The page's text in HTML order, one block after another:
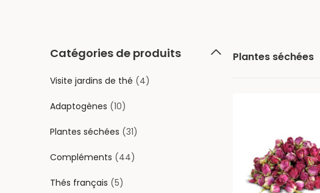
Plantes séchées
Catégories de produits
Visite jardins de thé (4)
Adaptogènes (10)
Plantes séchées (31)
Compléments (44)
Thés français (5)